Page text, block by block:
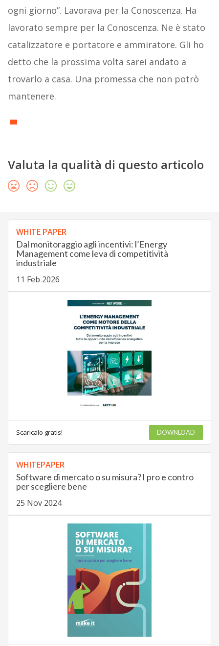
ogni giorno”. Lavorava per la Conoscenza. Ha
lavorato sempre per la Conoscenza. Ne è stato
catalizzatore e portatore e ammiratore. Gli ho
detto che la prossima volta sarei andato a
trovarlo a casa. Una promessa che non potrò
mantenere.
Valuta la qualità di questo articolo
WHITE PAPER
Dal monitoraggio agli incentivi: l’Energy
Management come leva di competitività
industriale
11 Feb 2026
Scaricalo gratis! DOWNLOAD
WHITEPAPER
Software di mercato o su misura? I pro e contro
per scegliere bene
25 Nov 2024